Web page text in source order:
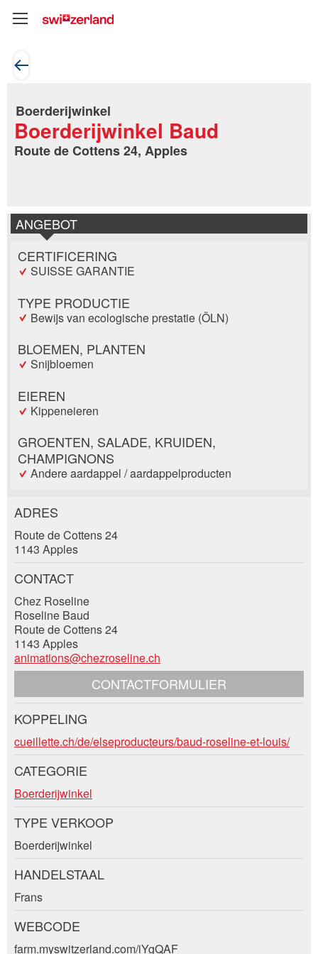
Boerderijwinkel
Boerderijwinkel Baud
Route de Cottens 24, Apples
ANGEBOT
CERTIFICERING
SUISSE GARANTIE
TYPE PRODUCTIE
Bewijs van ecologische prestatie (ÖLN)
BLOEMEN, PLANTEN
Snijbloemen
EIEREN
Kippeneieren
GROENTEN, SALADE, KRUIDEN,
CHAMPIGNONS
Andere aardappel / aardappelproducten
Post afkeuren
Algemene feedback
Vermelding niet langer geldig
Onvolledige vermelding
Nachricht
* Invoer vereist
BERICHT SCHRIJVEN
Beveel deze advertentie aan bij vrienden.
* Invoer vereist
Sluiten
Reservering
*:
Voornaam / Achternaam *:
Bedrijf / organisatie:
Toevoeging aan adres:
Straat en nr. *:
Postcode / Plaats *:
ADRES
Route de Cottens 24
1143 Apples
CONTACT
Chez Roseline
Roseline Baud
Route de Cottens 24
1143 Apples
animations@chezroseline.ch
CONTACTFORMULIER
Contact
Adresse
KOPPELING
cueillette.ch/de/elseproducteurs/baud-roseline-et-louis/
CATEGORIE
Boerderijwinkel
TYPE VERKOOP
Boerderijwinkel
HANDELSTAAL
Frans
WEBCODE
farm.myswitzerland.com/iYgQAF